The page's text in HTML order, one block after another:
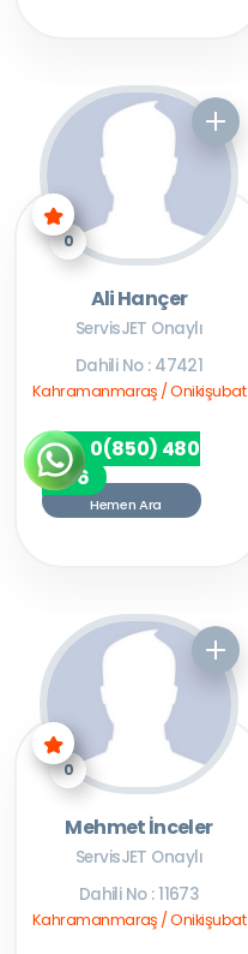
0
Ali Hançer
ServisJET Onaylı
Dahili No : 47421
Kahramanmaraş / Onikişubat
0(850) 480
7256
Hemen Ara
0
Mehmet İnceler
ServisJET Onaylı
Dahili No : 11673
Kahramanmaraş / Onikişubat